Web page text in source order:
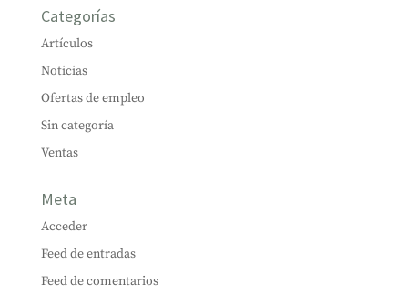
Categorías
Artículos
Noticias
Ofertas de empleo
Sin categoría
Ventas
Meta
Acceder
Feed de entradas
Feed de comentarios